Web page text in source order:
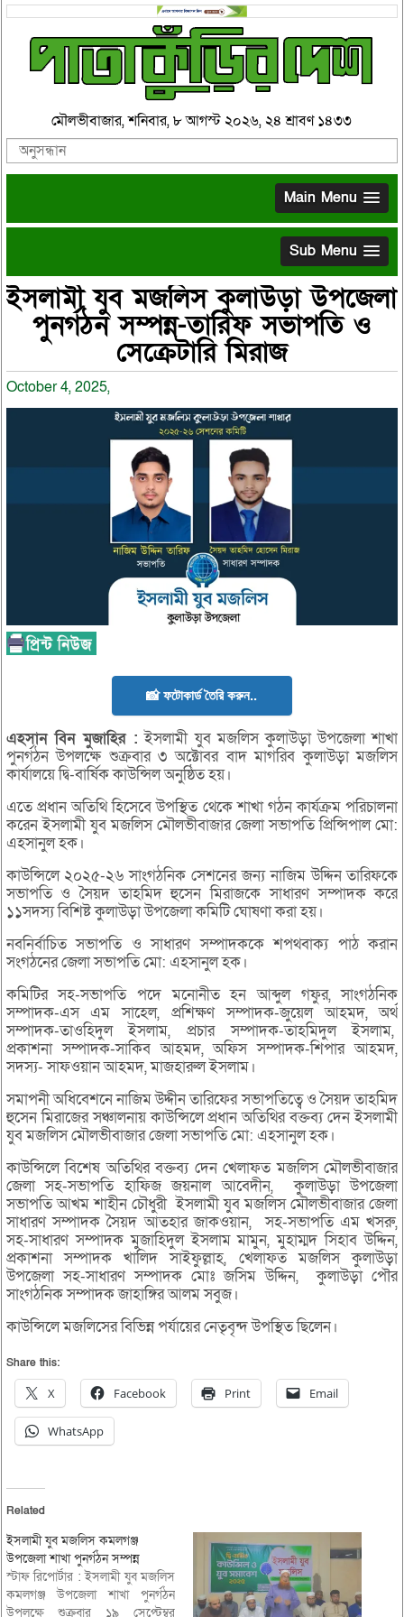
মৌলভীবাজার, শনিবার, ৮ আগস্ট ২০২৬, ২৪ শ্রাবণ ১৪৩৩
Main Menu
Sub Menu
ইসলামী যুব মজলিস কুলাউড়া উপজেলা
পুনর্গঠন সম্পন্ন-তারিফ সভাপতি ও
সেক্রেটারি মিরাজ
October 4, 2025,
📸 ফটোকার্ড তৈরি করুন..
এহসানবিনমুজাহির : ইসলামী যুব মজলিস কুলাউড়া উপজেলা শাখা
পুনর্গঠন উপলক্ষে শুক্রবার ৩ অক্টোবর বাদ মাগরিব কুলাউড়া মজলিস
কার্যালয়ে দ্বি-বার্ষিক কাউন্সিল অনুষ্ঠিত হয়।
এতে প্রধান অতিথি হিসেবে উপস্থিত থেকে শাখা গঠন কার্যক্রম পরিচালনা
করেন ইসলামী যুব মজলিস মৌলভীবাজার জেলা সভাপতি প্রিন্সিপাল মো:
এহসানুল হক।
কাউন্সিলে ২০২৫-২৬ সাংগঠনিক সেশনের জন্য নাজিম উদ্দিন তারিফকে
সভাপতি ও সৈয়দ তাহমিদ হুসেন মিরাজকে সাধারণ সম্পাদক করে
১১সদস্য বিশিষ্ট কুলাউড়া উপজেলা কমিটি ঘোষণা করা হয়।
নবনির্বাচিত সভাপতি ও সাধারণ সম্পাদককে শপথবাক্য পাঠ করান
সংগঠনের জেলা সভাপতি মো: এহসানুল হক।
কমিটির সহ-সভাপতি পদে মনোনীত হন আব্দুল গফুর, সাংগঠনিক
সম্পাদক-এস এম সাহেল, প্রশিক্ষণ সম্পাদক-জুয়েল আহমদ, অর্থ
সম্পাদক-তাওহিদুল ইসলাম, প্রচার সম্পাদক-তাহমিদুল ইসলাম,
প্রকাশনা সম্পাদক-সাকিব আহমদ, অফিস সম্পাদক-শিপার আহমদ,
সদস্য- সাফওয়ান আহমদ, মাজহারুল ইসলাম।
সমাপনী অধিবেশনে নাজিম উদ্দীন তারিফের সভাপতিত্বে ও সৈয়দ তাহমিদ
হুসেন মিরাজের সঞ্চালনায় কাউন্সিলে প্রধান অতিথির বক্তব্য দেন ইসলামী
যুব মজলিস মৌলভীবাজার জেলা সভাপতি মো: এহসানুল হক।
কাউন্সিলে বিশেষ অতিথির বক্তব্য দেন খেলাফত মজলিস মৌলভীবাজার
জেলা সহ-সভাপতি হাফিজ জয়নাল আবেদীন, কুলাউড়া উপজেলা
সভাপতি আখম শাহীন চৌধুরী ইসলামী যুব মজলিস মৌলভীবাজার জেলা
সাধারণ সম্পাদক সৈয়দ আতহার জাকওয়ান, সহ-সভাপতি এম খসরু,
সহ-সাধারণ সম্পাদক মুজাহিদুল ইসলাম মামুন, মুহাম্মদ সিহাব উদ্দিন,
প্রকাশনা সম্পাদক খালিদ সাইফুল্লাহ, খেলাফত মজলিস কুলাউড়া
উপজেলা সহ-সাধারণ সম্পাদক মোঃ জসিম উদ্দিন, কুলাউড়া পৌর
সাংগঠনিক সম্পাদক জাহাঙ্গির আলম সবুজ।
কাউন্সিলে মজলিসের বিভিন্ন পর্যায়ের নেতৃবৃন্দ উপস্থিত ছিলেন।
Share this:
X Facebook Print Email
WhatsApp
Related
ইসলামী যুব মজলিস কমলগঞ্জ
উপজেলা শাখা পুনর্গঠন সম্পন্ন
স্টাফ রিপোর্টার : ইসলামী যুব মজলিস
কমলগঞ্জ উপজেলা শাখা পুনর্গঠন
উপলক্ষে শুক্রবার ১৯ সেপ্টেম্বর